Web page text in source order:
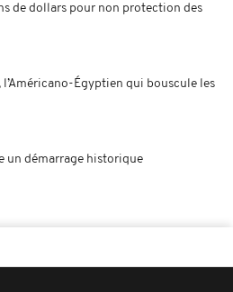
de dollars pour non protection des
l’Américano-Égyptien qui bouscule les
un démarrage historique